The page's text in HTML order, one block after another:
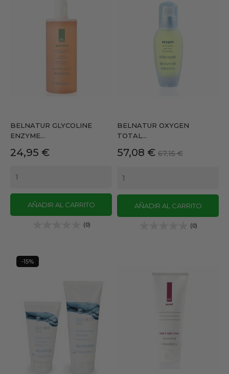
BELNATUR GLYCOLINE
ENZYME...
Precio
24,95 €
AÑADIR AL CARRITO
(0)
BELNATUR OXYGEN
TOTAL...
Precio
57,08 € Precio
67,15 €
AÑADIR AL CARRITO
(0)
-15%